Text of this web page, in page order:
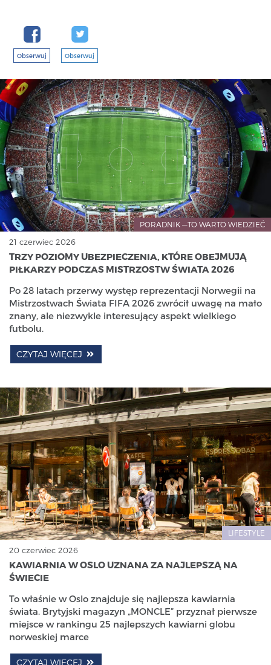
Obserwuj Obserwuj
PORADNIK —TO WARTO WIEDZIEĆ
21 czerwiec 2026
TRZY POZIOMY UBEZPIECZENIA, KTÓRE OBEJMUJĄ
PIŁKARZY PODCZAS MISTRZOSTW ŚWIATA 2026
Po 28 latach przerwy występ reprezentacji Norwegii na
Mistrzostwach Świata FIFA 2026 zwrócił uwagę na mało
znany, ale niezwykle interesujący aspekt wielkiego
futbolu.
CZYTAJ WIĘCEJ
LIFESTYLE
20 czerwiec 2026
KAWIARNIA W OSLO UZNANA ZA NAJLEPSZĄ NA
ŚWIECIE
To właśnie w Oslo znajduje się najlepsza kawiarnia
świata. Brytyjski magazyn „MONCLE” przyznał pierwsze
miejsce w rankingu 25 najlepszych kawiarni globu
norweskiej marce
CZYTAJ WIĘCEJ